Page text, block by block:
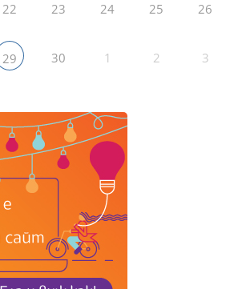
22 23 24 25 26
29 30 1 2 3